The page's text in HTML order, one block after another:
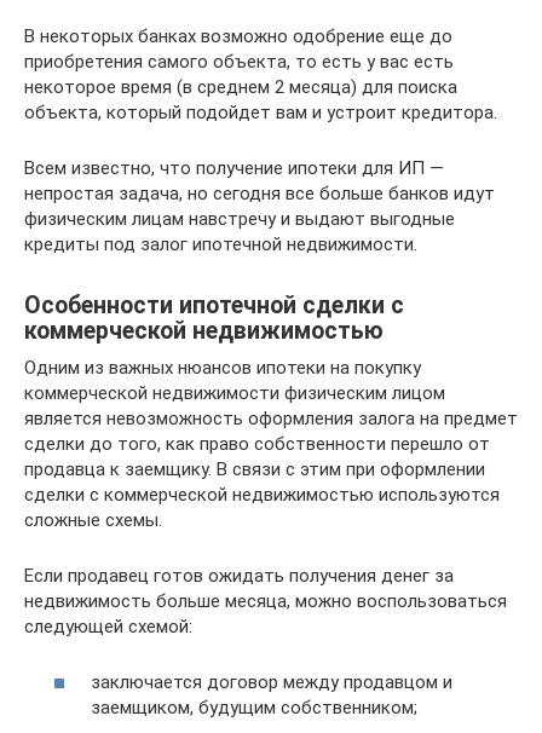
В некоторых банках возможно одобрение еще до
приобретения самого объекта, то есть у вас есть
некоторое время (в среднем 2 месяца) для поиска
объекта, который подойдет вам и устроит кредитора.
Всем известно, что получение ипотеки для ИП —
непростая задача, но сегодня все больше банков идут
физическим лицам навстречу и выдают выгодные
кредиты под залог ипотечной недвижимости.
Особенности ипотечной сделки с
коммерческой недвижимостью
Одним из важных нюансов ипотеки на покупку
коммерческой недвижимости физическим лицом
является невозможность оформления залога на предмет
сделки до того, как право собственности перешло от
продавца к заемщику. В связи с этим при оформлении
сделки с коммерческой недвижимостью используются
сложные схемы.
Если продавец готов ожидать получения денег за
недвижимость больше месяца, можно воспользоваться
следующей схемой:
заключается договор между продавцом и
заемщиком, будущим собственником;